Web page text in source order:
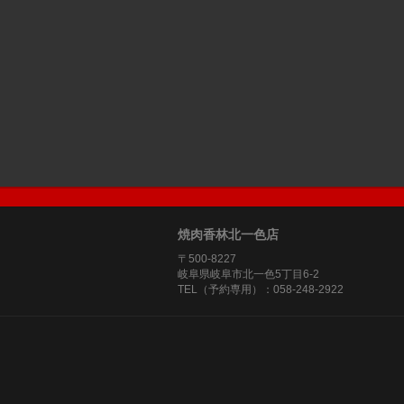
焼肉香林北一色店
〒500-8227
岐阜県岐阜市北一色5丁目6-2
TEL（予約専用）：058-248-2922